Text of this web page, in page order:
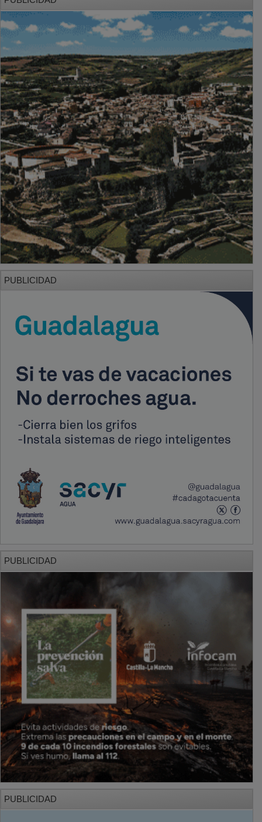
PUBLICIDAD
PUBLICIDAD